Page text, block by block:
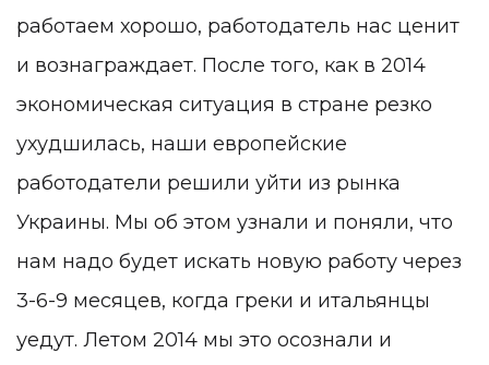
работаем хорошо, работодатель нас ценит
и вознаграждает. После того, как в 2014
экономическая ситуация в стране резко
ухудшилась, наши европейские
работодатели решили уйти из рынка
Украины. Мы об этом узнали и поняли, что
нам надо будет искать новую работу через
3-6-9 месяцев, когда греки и итальянцы
уедут. Летом 2014 мы это осознали и